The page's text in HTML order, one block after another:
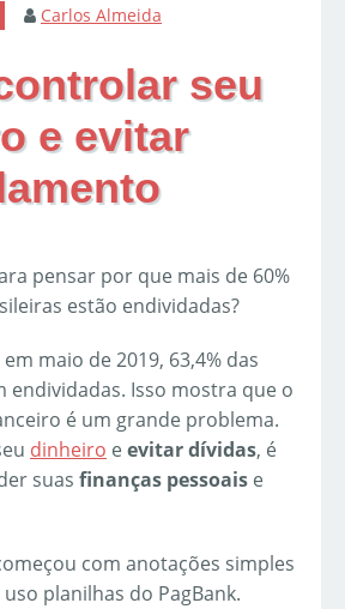
Carlos Almeida
seu
e evitar
pensar por que mais de 60%
estão endividadas?
em maio de 2019, 63,4% das
endividadas. Isso mostra que o
é um grande problema.
dinheiro eevitar dívidas, é
suas finanças pessoais e
com anotações simples
planilhas do PagBank.